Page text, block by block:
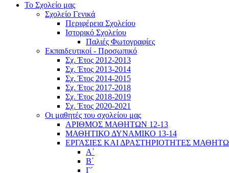
Το Σχολείο μας
Σχολείο Γενικά
Περιφέρεια Σχολείου
Ιστορικό Σχολείου
Παλιές Φωτογραφίες
Εκπαιδευτικοί - Προσωπικό
Σχ. Έτος 2012-2013
Σχ. Έτος 2013-2014
Σχ. Έτος 2014-2015
Σχ. Έτος 2017-2018
Σχ. Έτος 2018-2019
Σχ. Έτος 2020-2021
Οι μαθητές του σχολείου μας
ΑΡΙΘΜΟΣ ΜΑΘΗΤΩΝ 12-13
ΜΑΘΗΤΙΚΟ ΔΥΝΑΜΙΚΟ 13-14
ΕΡΓΑΣΙΕΣ ΚΑΙ ΔΡΑΣΤΗΡΙΟΤΗΤΕΣ
Α΄
Β΄
Γ΄